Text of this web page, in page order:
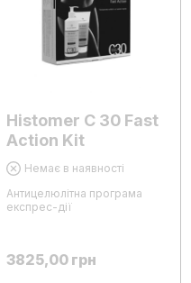
Histomer C 30 Fast
Action Kit
Немає в наявності
Антицелюлітна програма
експрес-дії
3825,00 грн